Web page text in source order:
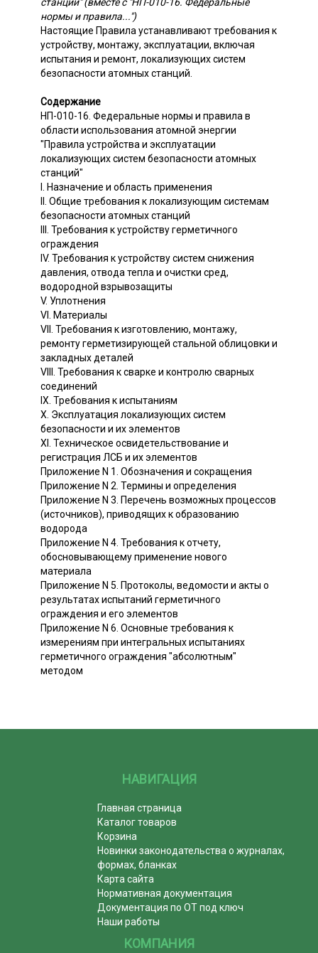
нормы и правила...")
Настоящие Правила устанавливают требования к
устройству, монтажу, эксплуатации, включая
испытания и ремонт, локализующих систем
безопасности атомных станций.
Содержание
НП-010-16. Федеральные нормы и правила в
области использования атомной энергии
"Правила устройства и эксплуатации
локализующих систем безопасности атомных
станций"
I. Назначение и область применения
II. Общие требования к локализующим системам
безопасности атомных станций
III. Требования к устройству герметичного
ограждения
IV. Требования к устройству систем снижения
давления, отвода тепла и очистки сред,
водородной взрывозащиты
V. Уплотнения
VI. Материалы
VII. Требования к изготовлению, монтажу,
ремонту герметизирующей стальной облицовки и
закладных деталей
VIII. Требования к сварке и контролю сварных
соединений
IX. Требования к испытаниям
X. Эксплуатация локализующих систем
безопасности и их элементов
XI. Техническое освидетельствование и
регистрация ЛСБ и их элементов
Приложение N 1. Обозначения и сокращения
Приложение N 2. Термины и определения
Приложение N 3. Перечень возможных процессов
(источников), приводящих к образованию
водорода
Приложение N 4. Требования к отчету,
обосновывающему применение нового
материала
Приложение N 5. Протоколы, ведомости и акты о
результатах испытаний герметичного
ограждения и его элементов
Приложение N 6. Основные требования к
измерениям при интегральных испытаниях
герметичного ограждения "абсолютным"
методом
НАВИГАЦИЯ
Главная страница
Каталог товаров
Корзина
Новинки законодательства о журналах,
формах, бланках
Карта сайта
Нормативная документация
Документация по ОТ под ключ
Наши работы
КОМПАНИЯ